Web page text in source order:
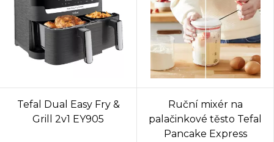
Tefal Dual Easy Fry &
Grill 2v1 EY905
Ruční mixér na
palačinkové těsto Tefal
Pancake Express